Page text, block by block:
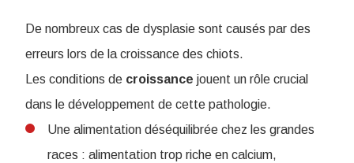
De nombreux cas de dysplasie sont causés par des
erreurs lors de la croissance des chiots.
Les conditions de croissance jouent un rôle crucial
dans le développement de cette pathologie.
Une alimentation déséquilibrée chez les grandes
races : alimentation trop riche en calcium,